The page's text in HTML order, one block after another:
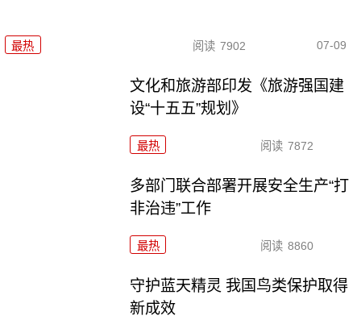
最热 阅读 7902 07-09
文化和旅游部印发《旅游强国建
设“十五五”规划》
最热 阅读 7872
多部门联合部署开展安全生产“打
非治违”工作
最热 阅读 8860
守护蓝天精灵 我国鸟类保护取得
新成效